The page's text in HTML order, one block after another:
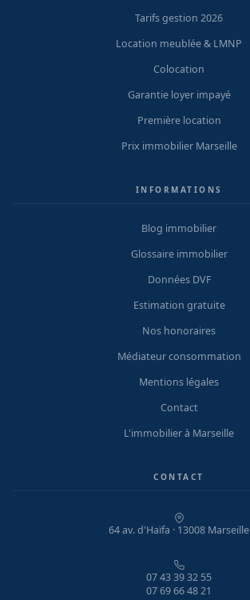
Tarifs gestion 2026
Location meublée & LMNP
Colocation
Garantie loyer impayé
Première location
Prix immobilier Marseille
INFORMATIONS
Blog immobilier
Glossaire immobilier
Données DVF
Estimation gratuite
Nos honoraires
Médiateur consommation
Mentions légales
Contact
L'immobilier à Marseille
CONTACT
64 av. d'Haïfa · 13008 Marseille
07 43 39 32 55
07 69 66 48 21